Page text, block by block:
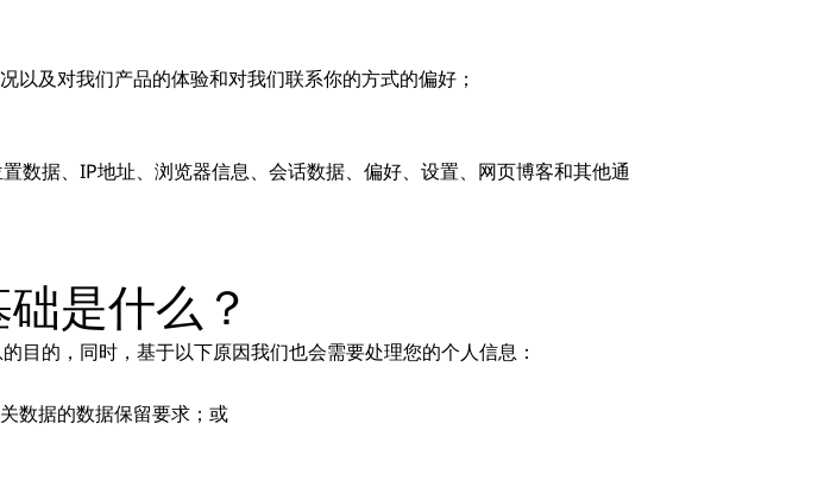
及对我们产品的体验和对我们联系你的方式的偏好；
据、IP地址、浏览器信息、会话数据、偏好、设置、网页博客和其他通
是什么？
的，同时，基于以下原因我们也会需要处理您的个人信息：
数据的数据保留要求；或